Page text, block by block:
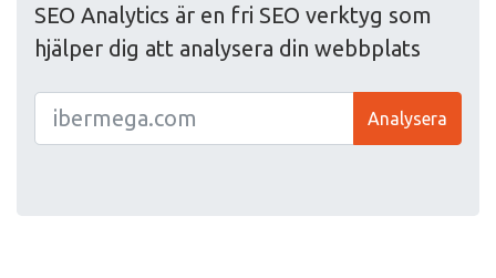
SEO Analytics är en fri SEO verktyg som
hjälper dig att analysera din webbplats
Analysera